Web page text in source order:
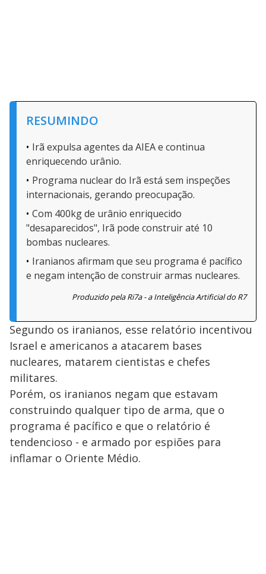
RESUMINDO
Irã expulsa agentes da AIEA e continua
enriquecendo urânio.
Programa nuclear do Irã está sem inspeções
internacionais, gerando preocupação.
Com 400kg de urânio enriquecido
"desaparecidos", Irã pode construir até 10
bombas nucleares.
Iranianos afirmam que seu programa é pacífico
e negam intenção de construir armas nucleares.
Produzido pela Ri7a - a Inteligência Artificial do R7
Segundo os iranianos, esse relatório incentivou
Israel e americanos a atacarem bases
nucleares, matarem cientistas e chefes
militares.
Porém, os iranianos negam que estavam
construindo qualquer tipo de arma, que o
programa é pacífico e que o relatório é
tendencioso - e armado por espiões para
inflamar o Oriente Médio.